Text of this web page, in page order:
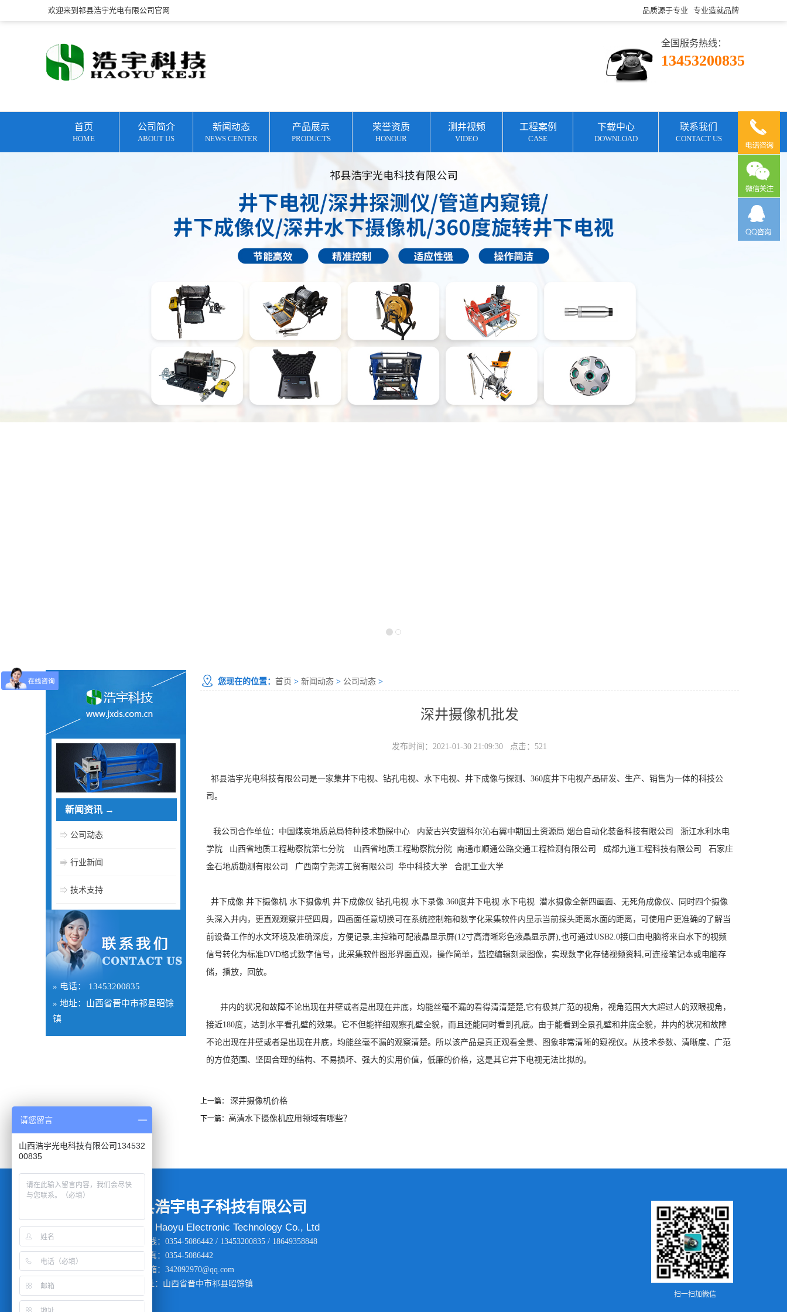
欢迎来到祁县浩宇光电有限公司官网 品质源于专业 专业造就品牌
全国服务热线：
13453200835
首页
HOME
公司简介
ABOUT US
新闻动态
NEWS CENTER
产品展示
PRODUCTS
荣誉资质
HONOUR
测井视频
VIDEO
工程案例
CASE
下载中心
DOWNLOAD
联系我们
CONTACT US
新闻资讯 →
公司动态
行业新闻
技术支持
» 电话： 13453200835
» 地址：山西省晋中市祁县昭馀
镇
您现在的位置： 首页 > 新闻动态> 公司动态>
深井摄像机批发
发布时间：2021-01-30 21:09:30 点击： 521
祁县浩宇光电科技有限公司是一家集井下电视、钻孔电视、水下电视、井下成像与探测、360度井下电视产品研发、生产、销售为一体的科技公
司。
我公司合作单位：中国煤炭地质总局特种技术勘探中心 内蒙古兴安盟科尔沁右翼中期国土资源局 烟台自动化装备科技有限公司 浙江水利水电
学院 山西省地质工程勘察院第七分院 山西省地质工程勘察院分院 南通市顺通公路交通工程检测有限公司 成都九道工程科技有限公司 石家庄
金石地质勘测有限公司 广西南宁尧涛工贸有限公司 华中科技大学 合肥工业大学
井下成像 井下摄像机 水下摄像机 井下成像仪 钻孔电视 水下录像 360度井下电视 水下电视 潜水摄像全新四画面、无死角成像仪、同时四个摄像
头深入井内，更直观观察井壁四周，四画面任意切换可在系统控制箱和数字化采集软件内显示当前探头距离水面的距离，可使用户更准确的了解当
前设备工作的水文环境及准确深度，方便记录,主控箱可配液晶显示屏(12寸高清晰彩色液晶显示屏),也可通过USB2.0接口由电脑将来自水下的视频
信号转化为标准DVD格式数字信号，此采集软件图形界面直观，操作简单，监控编辑刻录图像，实现数字化存储视频资料,可连接笔记本或电脑存
储，播放，回放。
井内的状况和故障不论出现在井壁或者是出现在井底，均能丝毫不漏的看得清清楚楚,它有极其广范的视角，视角范围大大超过人的双眼视角，
接近180度，达到水平看孔壁的效果。它不但能祥细观察孔壁全貌，而且还能同时看到孔底。由于能看到全景孔壁和井底全貌，井内的状况和故障
不论出现在井壁或者是出现在井底，均能丝毫不漏的观察清楚。所以该产品是真正观看全景、图象非常清晰的窥视仪。从技术参数、清晰度、广范
的方位范围、坚固合理的结构、不易损坏、强大的实用价值，低廉的价格，这是其它井下电视无法比拟的。
上一篇： 深井摄像机价格
下一篇： ​高清水下摄像机应用领域有哪些？
祁县浩宇电子科技有限公司
Qixian Haoyu Electronic Technology Co., Ltd
服务热线：0354-5086442 / 13453200835 / 18649358848
公司传真：0354-5086442
电子邮箱：342092970@qq.com
地 址：山西省晋中市祁县昭馀镇
扫一扫加微信
请您留言
山西浩宇光电科技有限公司134532
00835